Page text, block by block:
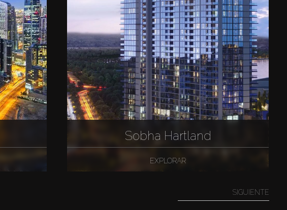
Sobha Hartland
EXPLORAR
SIGUIENTE